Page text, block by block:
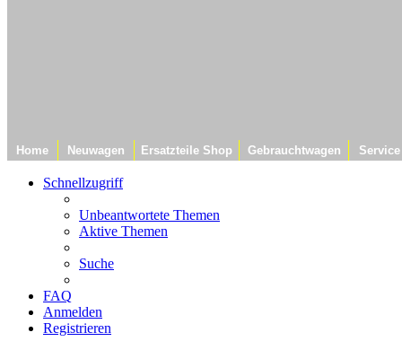
Home Neuwagen Ersatzteile Shop Gebrauchtwagen Service
Schnellzugriff
Unbeantwortete Themen
Aktive Themen
Suche
FAQ
Anmelden
Registrieren